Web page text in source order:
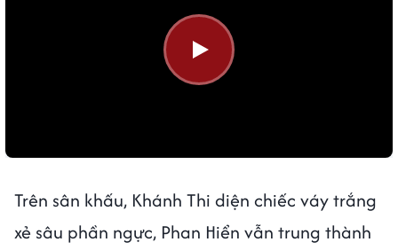
Trên sân khấu, Khánh Thi diện chiếc váy trắng
xẻ sâu phần ngực, Phan Hiển vẫn trung thành